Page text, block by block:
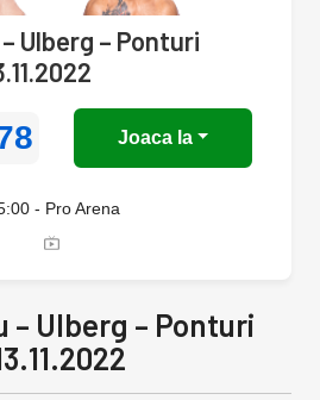
Ulberg – Ponturi
Joaca la
- Pro Arena
– Ulberg – Ponturi